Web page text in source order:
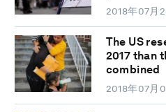
2018年07月
The US
2017 than
combined
2018年07月